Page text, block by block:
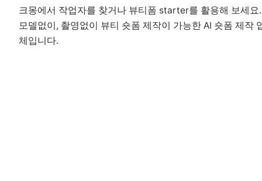
크몽에서 작업자를 찾거나 뷰티폼 starter를 활용해 보세요.
모델없이, 촬영없이 뷰티 숏폼 제작이 가능한 AI 숏폼 제작
체입니다.